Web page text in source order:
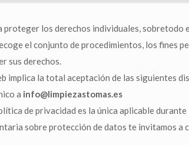
proteger los derechos individuales, sobretodo
el conjunto de procedimientos, los fines
sus derechos.
implica la total aceptación de las siguientes
a info@limpiezastomas.es
de privacidad es la única aplicable
sobre protección de datos te invitamos a